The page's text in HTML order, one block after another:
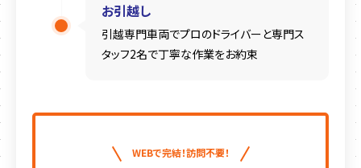
お引越し
引越専門車両でプロのドライバーと専門ス
タッフ2名で丁寧な作業をお約束
WEBで完結！訪問不要！